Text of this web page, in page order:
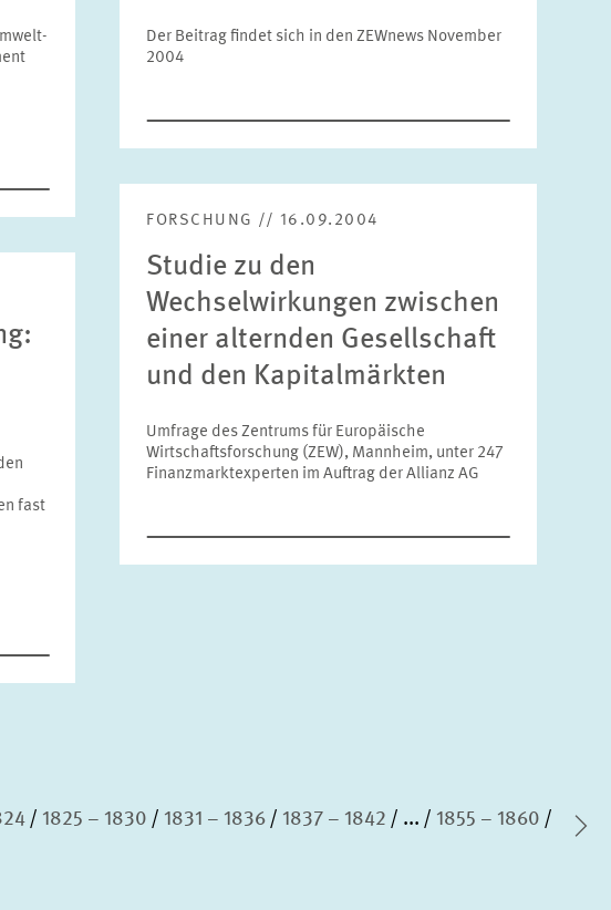
Bitte wählen Sie ein Jahr
Monat
Bitte wählen
Der Beitrag findet sich in den ZEWnews November
2004
fast
FORSCHUNG // 16.09.2004
Studie zu den
Wechselwirkungen zwischen
einer alternden Gesellschaft
und den Kapitalmärkten
Umfrage des Zentrums für Europäische
Wirtschaftsforschung (ZEW), Mannheim, unter 247
Finanzmarktexperten im Auftrag der Allianz AG
1825 – 1830 1831 – 1836 1837 – 1842 ... 1855 – 1860